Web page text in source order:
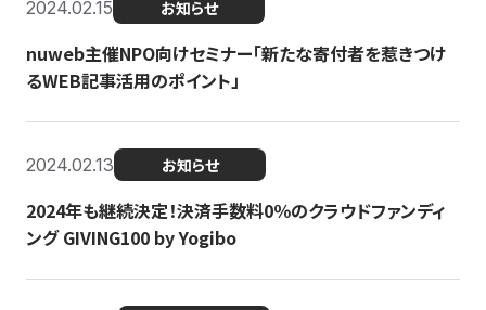
2024.02.15 お知らせ
nuweb主催NPO向けセミナー「新たな寄付者を惹きつけ
るWEB記事活用のポイント」
2024.02.13 お知らせ
2024年も継続決定！決済手数料0％のクラウドファンディ
ング GIVING100 by Yogibo